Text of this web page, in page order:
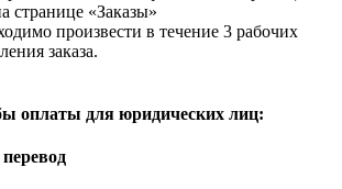
странице «Заказы»
произвести в течение 3 рабочих
заказа.
оплаты для юридических лиц: